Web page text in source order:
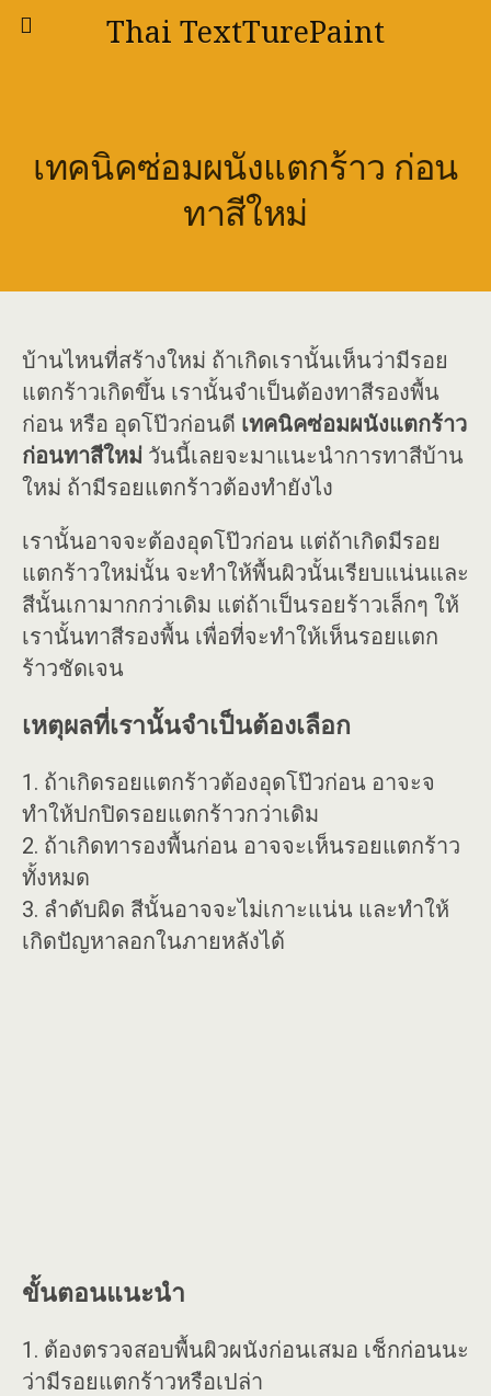
Thai TextTurePaint
เทคนิคซ่อมผนังแตกร้าว ก่อน
ทาสีใหม่
บ้านไหนที่สร้างใหม่ ถ้าเกิดเรานั้นเห็นว่ามีรอย
แตกร้าวเกิดขึ้น เรานั้นจำเป็นต้องทาสีรองพื้น
ก่อน หรือ อุดโป๊วก่อนดี เทคนิคซ่อมผนังแตกร้าว
ก่อนทาสีใหม่ วันนี้เลยจะมาแนะนำการทาสีบ้าน
ใหม่ ถ้ามีรอยแตกร้าวต้องทำยังไง
เรานั้นอาจจะต้องอุดโป๊วก่อน แต่ถ้าเกิดมีรอย
แตกร้าวใหม่นั้น จะทำให้พื้นผิวนั้นเรียบแน่นและ
สีนั้นเกามากกว่าเดิม แต่ถ้าเป็นรอยร้าวเล็กๆ ให้
เรานั้นทาสีรองพื้น เพื่อที่จะทำให้เห็นรอยแตก
ร้าวชัดเจน
เหตุผลที่เรานั้นจำเป็นต้องเลือก
1. ถ้าเกิดรอยแตกร้าวต้องอุดโป๊วก่อน อาจะจ
ทำให้ปกปิดรอยแตกร้าวกว่าเดิม
2. ถ้าเกิดทารองพื้นก่อน อาจจะเห็นรอยแตกร้าว
ทั้งหมด
3. ลำดับผิด สีนั้นอาจจะไม่เกาะแน่น และทำให้
เกิดปัญหาลอกในภายหลังได้
ขั้นตอนแนะนำ
1. ต้องตรวจสอบพื้นผิวผนังก่อนเสมอ เช็กก่อนนะ
ว่ามีรอยแตกร้าวหรือเปล่า